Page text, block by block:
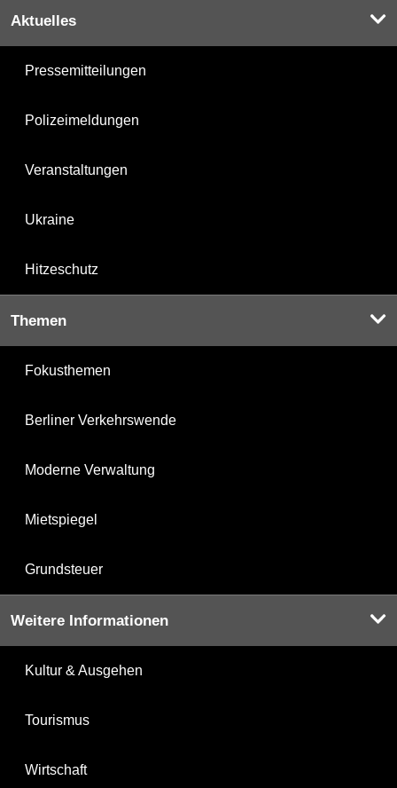
Aktuelles
Pressemitteilungen
Polizeimeldungen
Veranstaltungen
Ukraine
Hitzeschutz
Themen
Fokusthemen
Berliner Verkehrswende
Moderne Verwaltung
Mietspiegel
Grundsteuer
Weitere Informationen
Kultur & Ausgehen
Tourismus
Wirtschaft